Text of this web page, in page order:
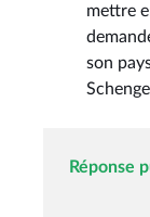
mettre
son
Réponse